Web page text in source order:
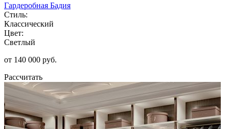
Гардеробная Бадия
Стиль:
Классический
Цвет:
Светлый
от 140 000 руб.
Рассчитать